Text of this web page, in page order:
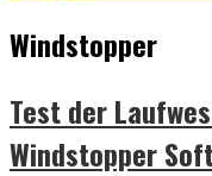
Windstopper
Test der
Windstopper